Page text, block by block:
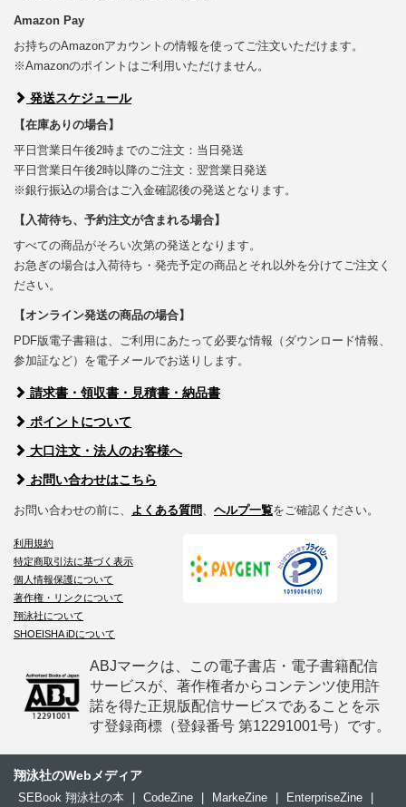
Amazon Pay
お持ちのAmazonアカウントの情報を使ってご注文いただけます。
※Amazonのポイントはご利用いただけません。
発送スケジュール
【在庫ありの場合】
平日営業日午後2時までのご注文：当日発送
平日営業日午後2時以降のご注文：翌営業日発送
※銀行振込の場合はご入金確認後の発送となります。
【入荷待ち、予約注文が含まれる場合】
すべての商品がそろい次第の発送となります。
お急ぎの場合は入荷待ち・発売予定の商品とそれ以外を分けてご注文く
ださい。
【オンライン発送の商品の場合】
PDF版電子書籍は、ご利用にあたって必要な情報（ダウンロード情報、
参加証など）を電子メールでお送りします。
請求書・領収書・見積書・納品書
ポイントについて
大口注文・法人のお客様へ
お問い合わせはこちら
お問い合わせの前に、 よくある質問 ヘルプ一覧をご確認ください。
利用規約
特定商取引法に基づく表示
個人情報保護について
著作権・リンクについて
翔泳社について
SHOEISHA iDについて
ABJマークは、この電子書店・電子書籍配信
サービスが、著作権者からコンテンツ使用許
諾を得た正規版配信サービスであることを示
す登録商標（登録番号 第12291001号）です。
翔泳社のWebメディア
SEBook 翔泳社の本 CodeZine MarkeZine EnterpriseZine